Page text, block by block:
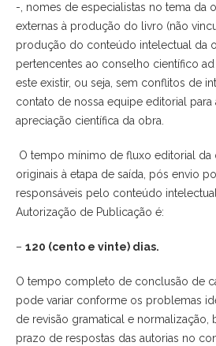
-, nomes de especialistas no tema da
externas à produção do livro (não
produção do conteúdo intelectual da
pertencentes ao conselho científico
este existir, ou seja, sem conflitos de
contato de nossa equipe editorial para
apreciação científica da obra.
O tempo mínimo de fluxo editorial da
originais à etapa de saída, pós envio
responsáveis pelo conteúdo
Autorização de Publicação é:
– 120 (cento e vinte) dias.
O tempo completo de conclusão de
pode variar conforme os problemas
de revisão gramatical e
prazo de respostas das autorias no